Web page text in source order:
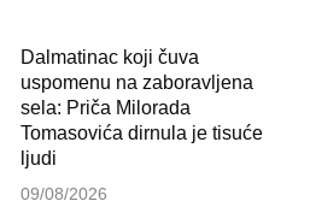
Dalmatinac koji čuva
uspomenu na zaboravljena
sela: Priča Milorada
Tomasovića dirnula je tisuće
ljudi
09/08/2026